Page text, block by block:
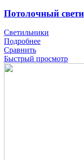
Потолочный
Светильники
Подробнее
Сравнить
Быстрый просмотр